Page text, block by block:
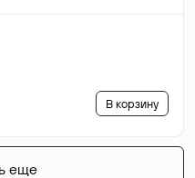
В корзину
еще